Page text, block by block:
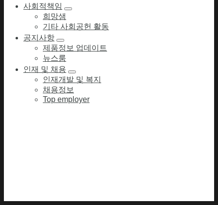
사회적책임
희망샘
기타 사회공헌 활동
공지사항
제품정보 업데이트
뉴스룸
인재 및 채용
인재개발 및 복지
채용정보
Top employer